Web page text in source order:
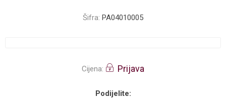
Šifra: PA04010005
Cijena: Prijava
Podijelite: